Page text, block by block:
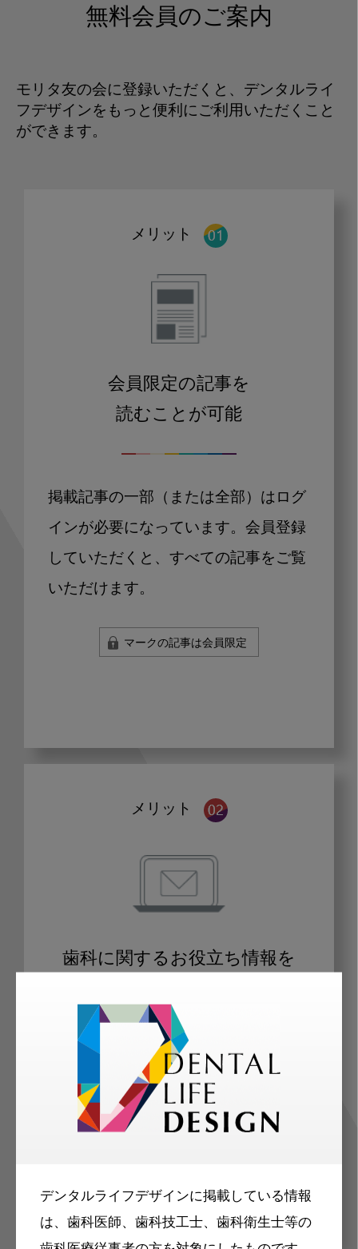
デンタルライフデザインに掲載している情報
は、歯科医師、歯科技工士、歯科衛生士等の
無料会員のご案内
モリタ友の会に登録いただくと、デンタルライ
フデザインをもっと便利にご利用いただくこと
ができます。
メリット
会員限定の記事を
読むことが可能
掲載記事の一部（または全部）はログ
インが必要になっています。会員登録
していただくと、すべての記事をご覧
いただけます。
マークの記事は会員限定
メリット
歯科に関するお役立ち情報を
ご登録いただいた職種（歯科医師、歯
科衛生士、歯科技工士）に合わせた内
容のメールマガジンをお届けします。